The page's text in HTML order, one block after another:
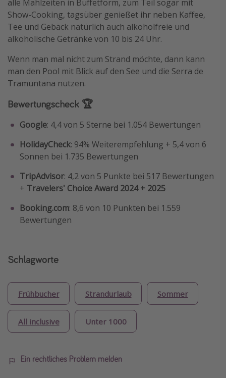
alle Mahlzeiten in Buffetform, zum Teil sogar mit
Show-Cooking, tagsüber genießet ihr neben Kaffee,
Tee und Gebäck natürlich auch alkoholfreie und
alkoholische Getränke von 10 bis 24 Uhr.
Wenn man mal nicht zum Strand möchte, dann kann
man den Pool mit Blick auf den See und die Serra de
Tramuntana nutzen.
Bewertungscheck 🏆
Google: 4,4 von 5 Sterne bei 1.054 Bewertungen
HolidayCheck: 94% Weiterempfehlung + 5,4 von 6
Sonnen bei 1.735 Bewertungen
TripAdvisor: 4,2 von 5 Punkte bei 517 Bewertungen
+ Travelers' Choice Award 2024 + 2025
Booking.com: 8,6 von 10 Punkten bei 1.559
Bewertungen
Schlagworte
Frühbucher Strandurlaub Sommer
All inclusive Unter 1000
Ein rechtliches Problem melden